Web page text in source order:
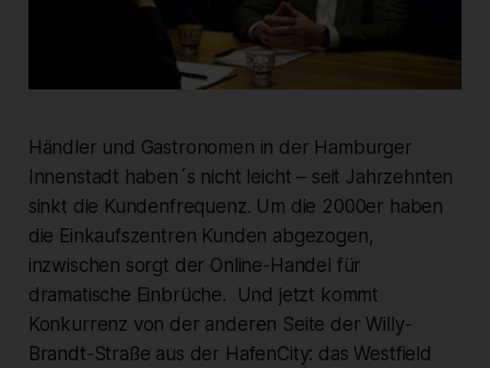
Händler und Gastronomen in der Hamburger
Innenstadt haben´s nicht leicht – seit Jahrzehnten
sinkt die Kundenfrequenz. Um die 2000er haben
die Einkaufszentren Kunden abgezogen,
inzwischen sorgt der Online-Handel für
dramatische Einbrüche. Und jetzt kommt
Konkurrenz von der anderen Seite der Willy-
Brandt-Straße aus der HafenCity: das Westfield